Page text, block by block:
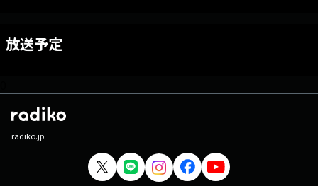
放送予定
radiko.jp